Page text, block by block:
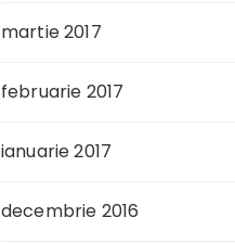
martie 2017
februarie 2017
ianuarie 2017
decembrie 2016